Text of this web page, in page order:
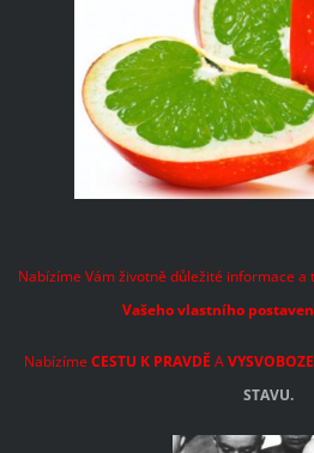
Nabízíme Vám životně důležité informace a
Vašeho vlastního
Nabízíme CESTU K PRAVDĚ A
STAVU.